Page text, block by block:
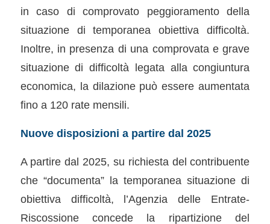
in caso di comprovato peggioramento della
situazione di temporanea obiettiva difficoltà.
Inoltre, in presenza di una comprovata e grave
situazione di difficoltà legata alla congiuntura
economica, la dilazione può essere aumentata
fino a 120 rate mensili.
Nuove disposizioni a partire dal 2025
A partire dal 2025, su richiesta del contribuente
che “documenta” la temporanea situazione di
obiettiva difficoltà, l’Agenzia delle Entrate-
Riscossione concede la ripartizione del